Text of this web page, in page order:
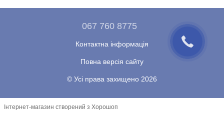
067 760 8775
Контактна інформація
Повна версія сайту
© Усі права захищено 2026
Інтернет-магазин створений з Хорошоп